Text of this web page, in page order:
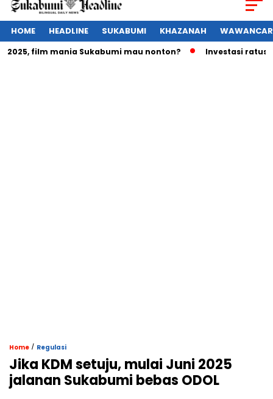
HOME HEADLINE SUKABUMI KHAZANAH
film mania Sukabumi mau nonton? Investasi ratusan
Home / Regulasi
Jika KDM setuju, mulai Juni 2025
jalanan Sukabumi bebas ODOL